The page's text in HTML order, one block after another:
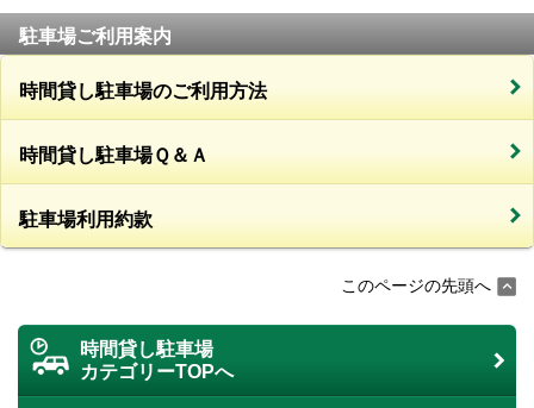
駐車場ご利用案内
時間貸し駐車場のご利用方法
時間貸し駐車場Ｑ＆Ａ
駐車場利用約款
このページの先頭へ
時間貸し駐車場
カテゴリーTOPへ